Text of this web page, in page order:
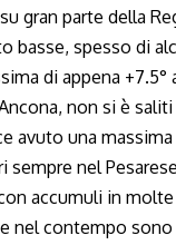
gran parte della
basse, spesso di
di appena
non si è
avuto una massima
sempre nel
accumuli in
nel contempo